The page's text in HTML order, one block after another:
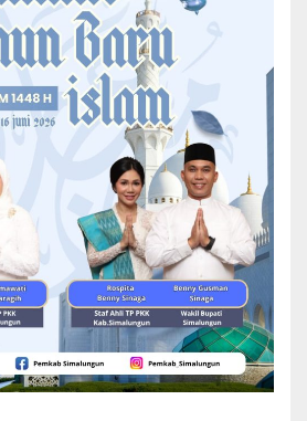
memberikan gambaran kesiapan
atas dan instansi terkait,
serta sebagai bahan masukan untuk
kegiatan.
dihadiri oleh Dandim 0207/Sml, Letkol Inf
Sekretaris Daerah Simalungun Mixnon
mewakili Bupati Simalungun, disertai
daerah di lingkungan Pemkab
Kodim 0207/Sml.
Kodim 0207/Sml, Kapten Inf M. G
TMMD merupakan operasi bhakti yang
dan lintas sektoral bersama
pemda, serta komponen bangsa